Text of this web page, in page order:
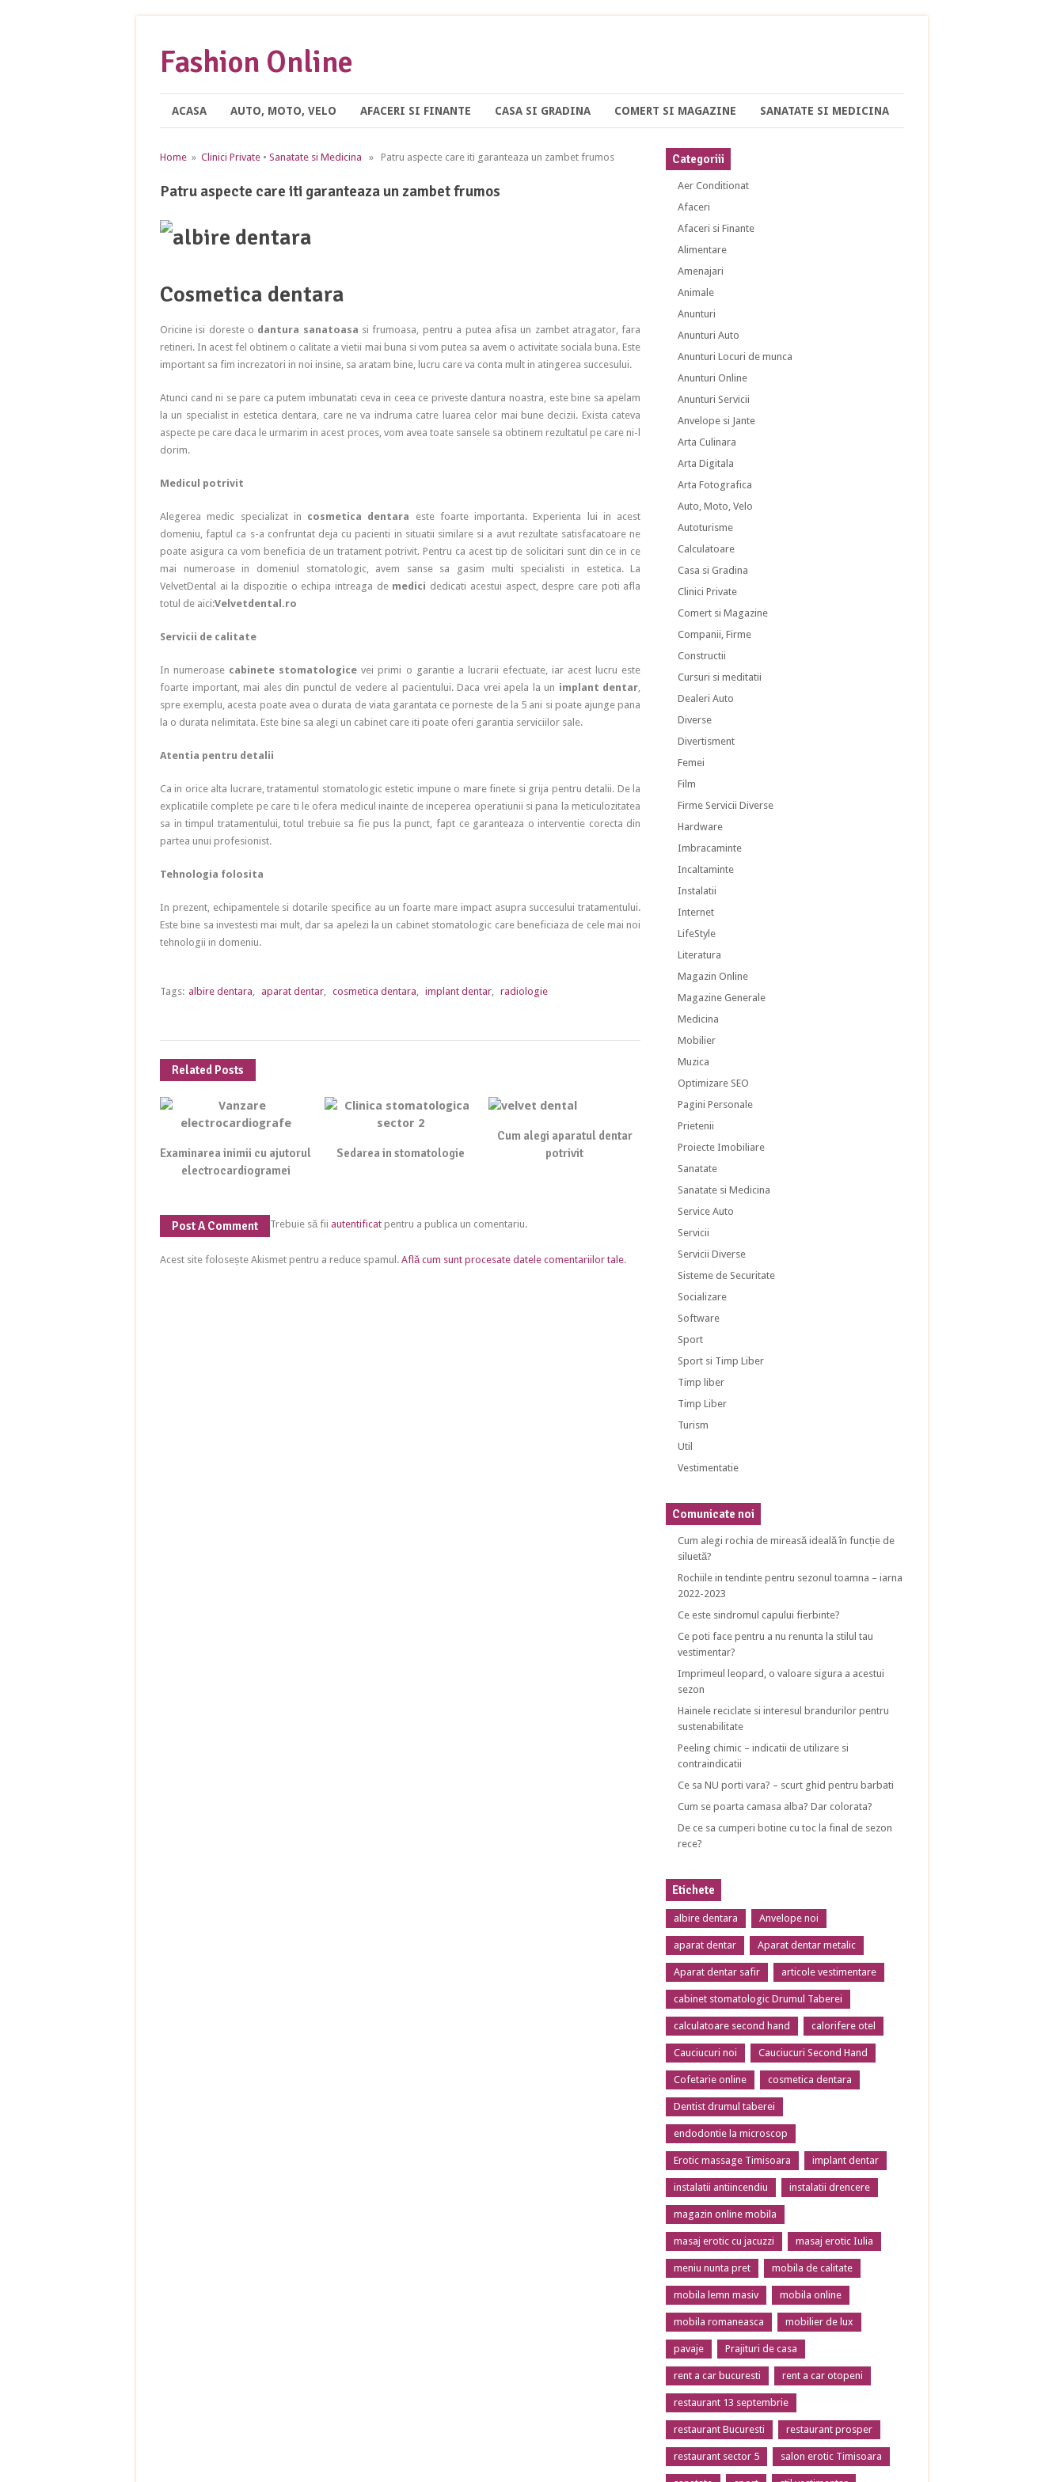
Fashion Online
ACASA AUTO, MOTO, VELO AFACERI SI FINANTE CASA SI GRADINA COMERT SI MAGAZINE SANATATE SI MEDICINA
Home » Clinici Private • Sanatate si Medicina » Patru aspecte care iti garanteaza un zambet frumos
Patru aspecte care iti garanteaza un zambet frumos
Cosmetica dentara
Oricine isi doreste o dantura sanatoasa si frumoasa, pentru a putea afisa un zambet atragator, fara
retineri. In acest fel obtinem o calitate a vietii mai buna si vom putea sa avem o activitate sociala buna. Este
important sa fim increzatori in noi insine, sa aratam bine, lucru care va conta mult in atingerea succesului.
Atunci cand ni se pare ca putem imbunatati ceva in ceea ce priveste dantura noastra, este bine sa apelam
la un specialist in estetica dentara, care ne va indruma catre luarea celor mai bune decizii. Exista cateva
aspecte pe care daca le urmarim in acest proces, vom avea toate sansele sa obtinem rezultatul pe care ni-l
dorim.
Medicul potrivit
Alegerea medic specializat in cosmetica dentara este foarte importanta. Experienta lui in acest
domeniu, faptul ca s-a confruntat deja cu pacienti in situatii similare si a avut rezultate satisfacatoare ne
poate asigura ca vom beneficia de un tratament potrivit. Pentru ca acest tip de solicitari sunt din ce in ce
mai numeroase in domeniul stomatologic, avem sanse sa gasim multi specialisti in estetica. La
VelvetDental ai la dispozitie o echipa intreaga de medici dedicati acestui aspect, despre care poti afla
totul de aici:Velvetdental.ro
Servicii de calitate
In numeroase cabinete stomatologice vei primi o garantie a lucrarii efectuate, iar acest lucru este
foarte important, mai ales din punctul de vedere al pacientului. Daca vrei apela la un implant dentar,
spre exemplu, acesta poate avea o durata de viata garantata ce porneste de la 5 ani si poate ajunge pana
la o durata nelimitata. Este bine sa alegi un cabinet care iti poate oferi garantia serviciilor sale.
Atentia pentru detalii
Ca in orice alta lucrare, tratamentul stomatologic estetic impune o mare finete si grija pentru detalii. De la
explicatiile complete pe care ti le ofera medicul inainte de inceperea operatiunii si pana la meticulozitatea
sa in timpul tratamentului, totul trebuie sa fie pus la punct, fapt ce garanteaza o interventie corecta din
partea unui profesionist.
Tehnologia folosita
In prezent, echipamentele si dotarile specifice au un foarte mare impact asupra succesului tratamentului.
Este bine sa investesti mai mult, dar sa apelezi la un cabinet stomatologic care beneficiaza de cele mai noi
tehnologii in domeniu.
Tags: albire dentara, aparat dentar, cosmetica dentara, implant dentar, radiologie
Related Posts
Examinarea inimii cu ajutorul
electrocardiogramei
Sedarea in stomatologie
Cum alegi aparatul dentar
potrivit
Post A Comment Trebuie să fii autentificat pentru a publica un comentariu.
Acest site folosește Akismet pentru a reduce spamul. Află cum sunt procesate datele comentariilor tale.
Categoriii
Aer Conditionat
Afaceri
Afaceri si Finante
Alimentare
Amenajari
Animale
Anunturi
Anunturi Auto
Anunturi Locuri de munca
Anunturi Online
Anunturi Servicii
Anvelope si Jante
Arta Culinara
Arta Digitala
Arta Fotografica
Auto, Moto, Velo
Autoturisme
Calculatoare
Casa si Gradina
Clinici Private
Comert si Magazine
Companii, Firme
Constructii
Cursuri si meditatii
Dealeri Auto
Diverse
Divertisment
Femei
Film
Firme Servicii Diverse
Hardware
Imbracaminte
Incaltaminte
Instalatii
Internet
LifeStyle
Literatura
Magazin Online
Magazine Generale
Medicina
Mobilier
Muzica
Optimizare SEO
Pagini Personale
Prietenii
Proiecte Imobiliare
Sanatate
Sanatate si Medicina
Service Auto
Servicii
Servicii Diverse
Sisteme de Securitate
Socializare
Software
Sport
Sport si Timp Liber
Timp liber
Timp Liber
Turism
Util
Vestimentatie
Comunicate noi
Cum alegi rochia de mireasă ideală în funcție de
siluetă?
Rochiile in tendinte pentru sezonul toamna – iarna
2022-2023
Ce este sindromul capului fierbinte?
Ce poti face pentru a nu renunta la stilul tau
vestimentar?
Imprimeul leopard, o valoare sigura a acestui
sezon
Hainele reciclate si interesul brandurilor pentru
sustenabilitate
Peeling chimic – indicatii de utilizare si
contraindicatii
Ce sa NU porti vara? – scurt ghid pentru barbati
Cum se poarta camasa alba? Dar colorata?
De ce sa cumperi botine cu toc la final de sezon
rece?
Etichete
albire dentara Anvelope noi
aparat dentar Aparat dentar metalic
Aparat dentar safir articole vestimentare
cabinet stomatologic Drumul Taberei
calculatoare second hand calorifere otel
Cauciucuri noi Cauciucuri Second Hand
Cofetarie online cosmetica dentara
Dentist drumul taberei
endodontie la microscop
Erotic massage Timisoara implant dentar
instalatii antiincendiu instalatii drencere
magazin online mobila
masaj erotic cu jacuzzi masaj erotic Iulia
meniu nunta pret mobila de calitate
mobila lemn masiv mobila online
mobila romaneasca mobilier de lux
pavaje Prajituri de casa
rent a car bucuresti rent a car otopeni
restaurant 13 septembrie
restaurant Bucuresti restaurant prosper
restaurant sector 5 salon erotic Timisoara